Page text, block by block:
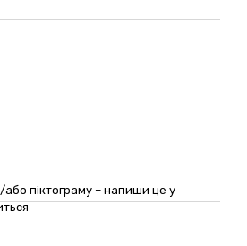
або піктограму – напиши це у